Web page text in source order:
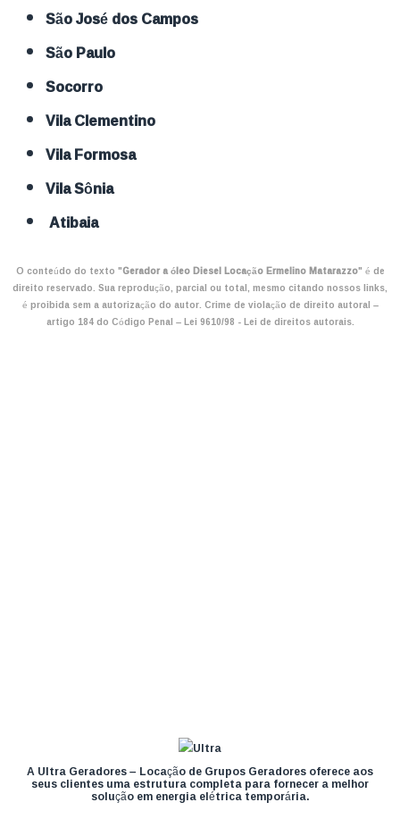
São José dos Campos
São Paulo
Socorro
Vila Clementino
Vila Formosa
Vila Sônia
Atibaia
O conteúdo do texto "Gerador a óleo Diesel Locação Ermelino Matarazzo" é de
direito reservado. Sua reprodução, parcial ou total, mesmo citando nossos links,
é proibida sem a autorização do autor. Crime de violação de direito autoral –
artigo 184 do Código Penal –Lei 9610/98 - Lei de direitos autorais.
A Ultra Geradores – Locação de Grupos Geradores oferece aos
seus clientes uma estrutura completa para fornecer a melhor
solução em energia elétrica temporária.